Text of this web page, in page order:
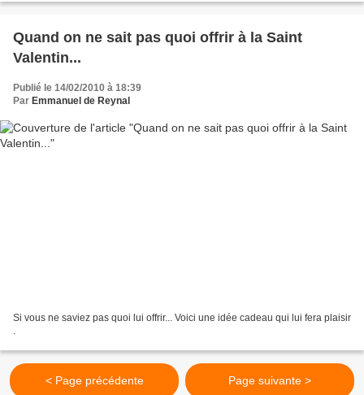
Quand on ne sait pas quoi offrir à la Saint
Valentin...
Publié le 14/02/2010 à 18:39
Par Emmanuel de Reynal
Si vous ne saviez pas quoi lui offrir... Voici une idée cadeau qui lui fera plaisir
.
< Page précédente Page suivante >